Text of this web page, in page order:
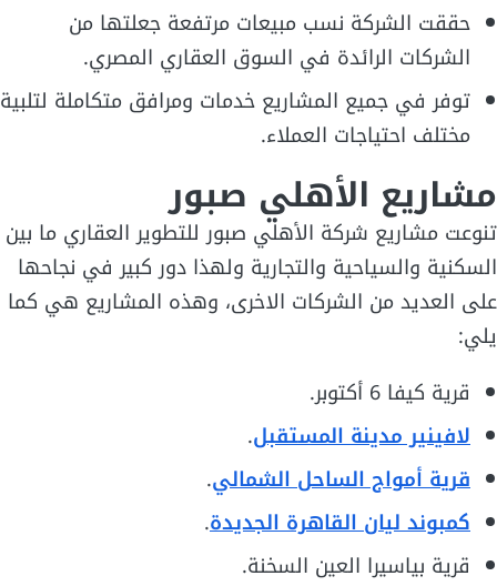
حققت الشركة نسب مبيعات مرتفعة جعلتها من
الشركات الرائدة في السوق العقاري المصري.
توفر في جميع المشاريع خدمات ومرافق متكاملة لتلبية
مختلف احتياجات العملاء.
مشاريع الأهلي صبور
تنوعت مشاريع شركة الأهلي صبور للتطوير العقاري ما بين
السكنية والسياحية والتجارية ولهذا دور كبير في نجاحها
على العديد من الشركات الاخرى، وهذه المشاريع هي كما
يلي:
قرية كيفا 6 أكتوبر.
لافينير مدينة المستقبل.
قرية أمواج الساحل الشمالي.
كمبوند ليان القاهرة الجديدة.
قرية بياسيرا العين السخنة.